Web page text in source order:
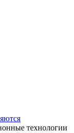
технологии